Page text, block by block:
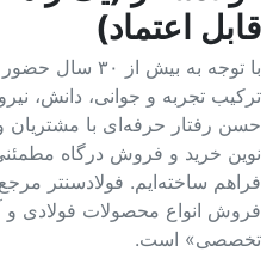
قابل اعتماد)
با توجه به بیش
ترکیب تجربه و جوانی، دانش،
حسن رفتار حرفه‌ای با مشتریان
نوین خرید و فروش درگاه
فراهم ساخته‌ایم. فولادسنتر
فروش انواع محصولات فولادی و
تخصصی» است.